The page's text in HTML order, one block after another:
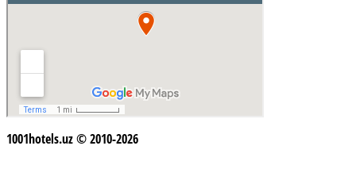
1001hotels.uz © 2010-2026